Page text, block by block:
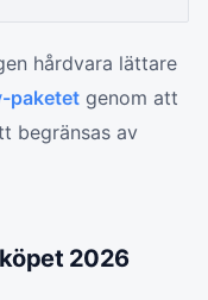
hårdvara lättare
paketet genom att
begränsas av
2026